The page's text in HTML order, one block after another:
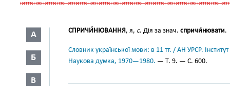
А
Б
В
СПРИЧИ́НЮВАННЯ, я, с. Дія за знач. спричи́нювати.
Словник української мови: в 11 тт. / АН УРСР.
Наукова думка, 1970—1980. — Т. 9. — С. 600.